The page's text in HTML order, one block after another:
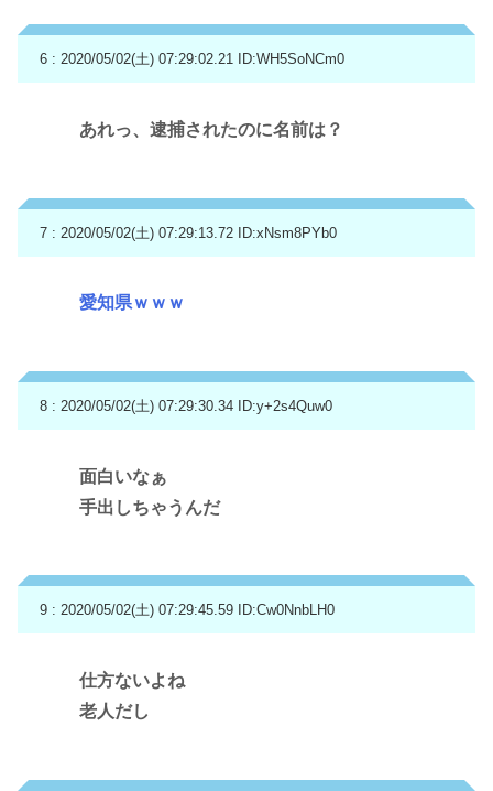
6 : 2020/05/02(土) 07:29:02.21 ID:WH5SoNCm0
あれっ、逮捕されたのに名前は？
7 : 2020/05/02(土) 07:29:13.72 ID:xNsm8PYb0
愛知県ｗｗｗ
8 : 2020/05/02(土) 07:29:30.34 ID:y+2s4Quw0
面白いなぁ
手出しちゃうんだ
9 : 2020/05/02(土) 07:29:45.59 ID:Cw0NnbLH0
仕方ないよね
老人だし